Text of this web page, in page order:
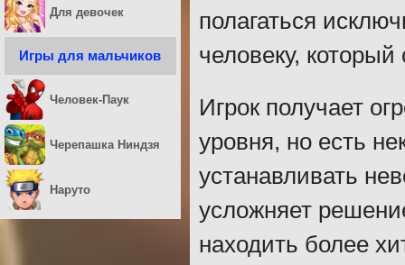
полагаться
человеку,
Игрок получает
уровня, но есть
устанавливать
усложняет
находить более
Для девочек
Игры для мальчиков
Человек-Паук
Черепашка Ниндзя
Наруто